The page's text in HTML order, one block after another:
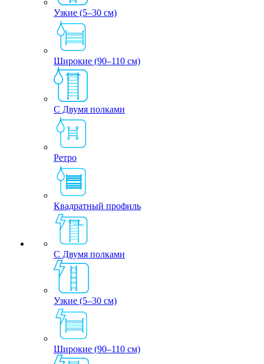
Узкие (5–30 см)
Широкие (90–110 см)
С Двумя полками
Ретро
Квадратный профиль
С Двумя полками
Узкие (5–30 см)
Широкие (90–110 см)